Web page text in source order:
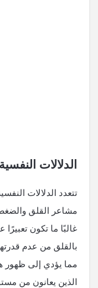
الدلالات
تتعدد الدلالات
مشاعر القلق
غالبًا ما تكون
بالقلق من عدم
مما يؤدي إلى ظهور
الذين يعانون من